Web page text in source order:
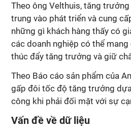
Theo ông Velthuis, tăng
trung vào phát triển và cung
những gì khách hàng thấy có
các doanh nghiệp có thể
thúc đẩy tăng trưởng và giữ
Theo Báo cáo sản phẩm của
gấp đôi tốc độ tăng trưởng
công khi phải đối mặt với sự
Vấn đề về dữ liệu